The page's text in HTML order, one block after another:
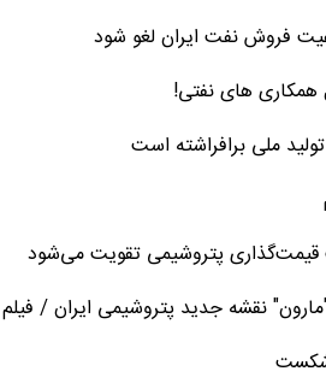
فروش نفت ایران لغو شود
همکاری های نفتی!
ملی برافراشته است
قیمت‌گذاری پتروشیمی تقویت می‌شود
نقشه جدید پتروشیمی ایران / فیلم
شکست